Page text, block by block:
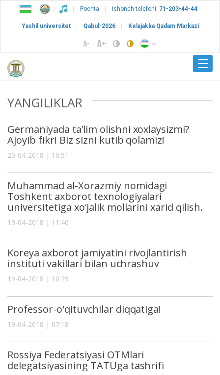
Pochta Ishonch telefoni: 71-203-44-44
Yashil universitet Qabul-2026 Kelajakka Qadam Markazi
YANGILIKLAR
Germaniyada ta’lim olishni xoxlaysizmi?
Ajoyib fikr! Biz sizni kutib qolamiz!
20-04-2018 | 10:51
Muhammad al-Xorazmiy nomidagi
Toshkent axborot texnologiyalari
universitetiga xo‘jalik mollarini xarid qilish.
19-04-2018 | 11:40
Koreya axborot jamiyatini rivojlantirish
instituti vakillari bilan uchrashuv
19-04-2018 | 10:29
Professor-o'qituvchilar diqqatiga!
19-04-2018 | 07:18
Rossiya Federatsiyasi OTMlari
delegatsiyasining TATUga tashrifi